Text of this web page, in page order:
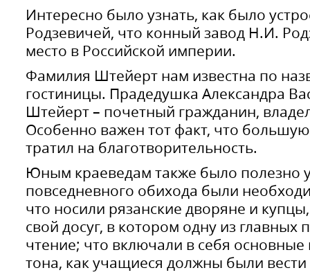
Интересно было узнать, как было
Родзевичей, что конный завод Н.И.
место в Российской империи.
Фамилия Штейерт нам известна по
гостиницы. Прадедушка Александра
Штейерт – почетный гражданин,
Особенно важен тот факт, что
тратил на благотворительность.
Юным краеведам также было полезно
повседневного обихода были
что носили рязанские дворяне и
свой досуг, в котором одну из главных
чтение; что включали в себя
тона, как учащиеся должны были